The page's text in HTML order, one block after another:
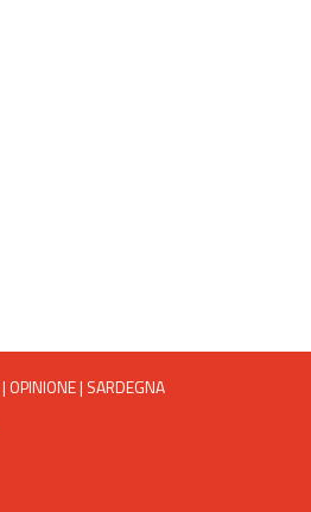
| OPINIONE| SARDEGNA